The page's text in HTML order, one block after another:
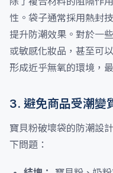
性。袋子通常採用熱封
提升防潮效果。對於一
或敏感化妝品，甚至可
形成近乎無氧的環境，
3. 避免商品受潮變
寶貝粉破壞袋的防潮設
下問題：